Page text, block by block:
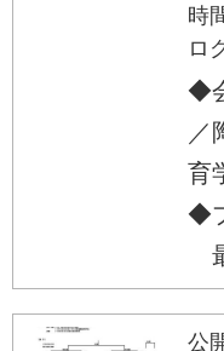
時
ロ
◆
／
育
◆
公